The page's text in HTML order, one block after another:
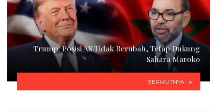
Trump: Posisi AS Tidak Berubah, Tetap Dukung
Sahara Maroko
BERIKUTNYA